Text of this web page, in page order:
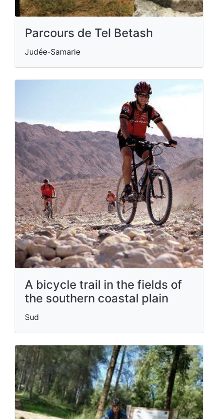
Parcours de Tel Betash
Judée-Samarie
A bicycle trail in the fields of
the southern coastal plain
Sud